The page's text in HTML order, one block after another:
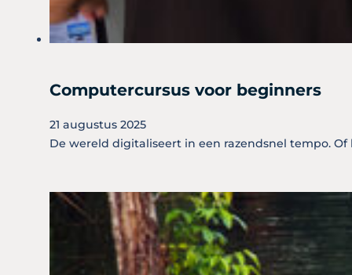
Computercursus voor beginners
21 augustus 2025
De wereld digitaliseert in een razendsnel tempo.